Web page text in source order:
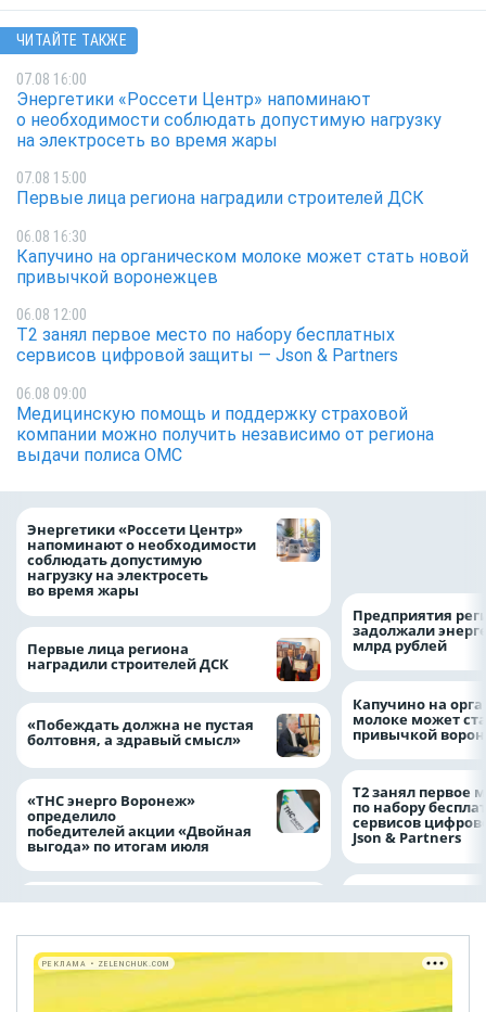
ЧИТАЙТЕ ТАКЖЕ
07.08 16:00
Энергетики «Россети Центр» напоминают
о необходимости соблюдать допустимую нагрузку
на электросеть во время жары
07.08 15:00
Первые лица региона наградили строителей ДСК
06.08 16:30
Капучино на органическом молоке может стать новой
привычкой воронежцев
06.08 12:00
Т2 занял первое место по набору бесплатных
сервисов цифровой защиты — Json & Partners
06.08 09:00
Медицинскую помощь и поддержку страховой
компании можно получить независимо от региона
выдачи полиса ОМС
Энергетики «Россети Центр»
напоминают о необходимости
соблюдать допустимую
нагрузку на электросеть
во время жары
Первые лица региона
наградили строителей ДСК
«Побеждать должна не пустая
болтовня, а здравый смысл»
«ТНС энерго Воронеж»
определило
победителей акции «Двойная
выгода» по итогам июля
Предприятия
задолжали
млрд рублей
Капучино на
молоке может
привычкой
Т2 занял первое
по набору
сервисов
Json & Partners
РЕКЛАМА • ZELENCHUK.COM